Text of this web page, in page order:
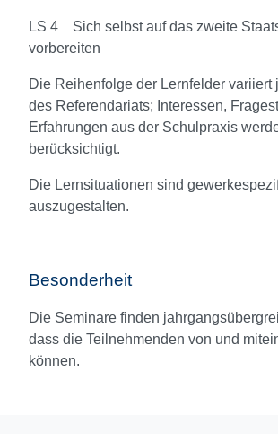
LS 4 Sich selbst auf das zweite
vorbereiten
Die Reihenfolge der Lernfelder variiert
des Referendariats; Interessen,
Erfahrungen aus der Schulpraxis
berücksichtigt.
Die Lernsituationen sind
auszugestalten.
Besonderheit
Die Seminare finden
dass die Teilnehmenden von und
können.